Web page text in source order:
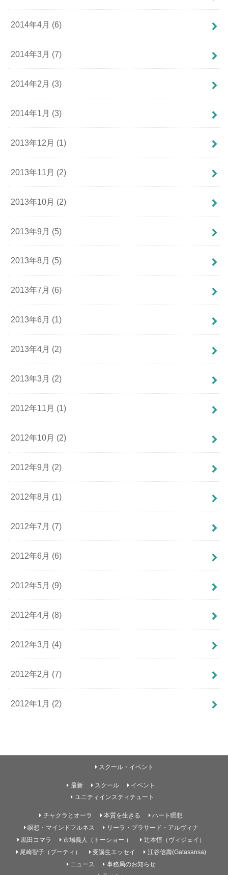
2014年4月 (6)
2014年3月 (7)
2014年2月 (3)
2014年1月 (3)
2013年12月 (1)
2013年11月 (2)
2013年10月 (2)
2013年9月 (5)
2013年8月 (5)
2013年7月 (6)
2013年6月 (1)
2013年4月 (2)
2013年3月 (2)
2012年11月 (1)
2012年10月 (2)
2012年9月 (2)
2012年8月 (1)
2012年7月 (7)
2012年6月 (6)
2012年5月 (9)
2012年4月 (8)
2012年3月 (4)
2012年2月 (7)
2012年1月 (2)
最新
スクール・イベント
スクール
イベント
ユニティインスティチュート
チャクラとオーラ 本質を生きる
ハート瞑想
瞑想・マインドフルネス
リーラ・プラサード・アルヴィナ
黒田コマラ
市場義人（トーショー ）
辻本恒（ヴィジェイ）
尾崎智子（ブーティ）
受講生エッセイ
江谷信壽(Gatasansa)
ニュース
事務局のお知らせ